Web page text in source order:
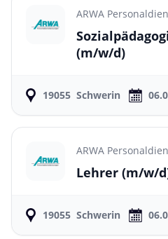
ARWA
(m/w/d)
19055 Schwerin
ARWA
Lehrer (m/w/
19055 Schwerin